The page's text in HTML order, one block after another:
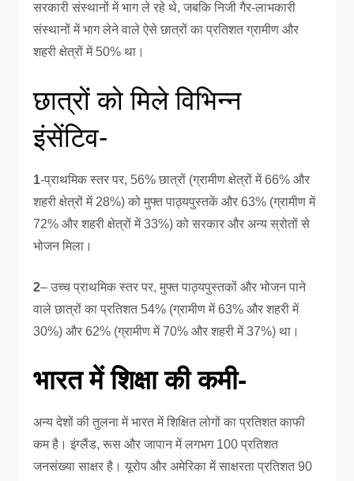
सरकारी संस्थानों में भाग ले रहे थे, जबकि निजी गैर-लाभकारी
संस्थानों में भाग लेने वाले ऐसे छात्रों का प्रतिशत ग्रामीण और
शहरी क्षेत्रों में 50% था।
छात्रों को मिले विभिन्न
इंसेंटिव-
1-प्राथमिक स्तर पर, 56% छात्रों (ग्रामीण क्षेत्रों में 66% और
शहरी क्षेत्रों में 28%) को मुफ्त पाठ्यपुस्तकें और 63% (ग्रामीण में
72% और शहरी क्षेत्रों में 33%) को सरकार और अन्य स्रोतों से
भोजन मिला।
2– उच्च प्राथमिक स्तर पर, मुफ्त पाठ्यपुस्तकों और भोजन पाने
वाले छात्रों का प्रतिशत 54% (ग्रामीण में 63% और शहरी में
30%) और 62% (ग्रामीण में 70% और शहरी में 37%) था।
भारत में शिक्षा की कमी-
अन्य देशों की तुलना में भारत में शिक्षित लोगों का प्रतिशत काफी
कम है। इंग्लैंड, रूस और जापान में लगभग 100 प्रतिशत
जनसंख्या साक्षर है। यूरोप और अमेरिका में साक्षरता प्रतिशत 90